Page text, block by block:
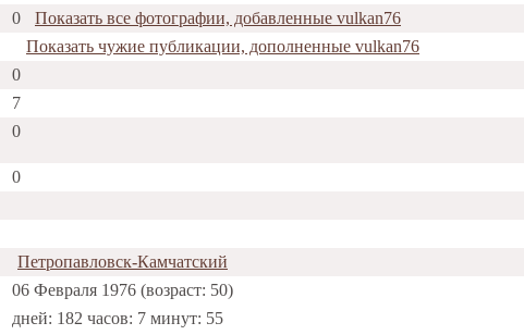
0
Показать все фотографии, добавленные vulkan76
Показать чужие публикации, дополненные vulkan76
0
7
0
0
Петропавловск-Камчатский
06 Февраля 1976 (возраст: 50)
дней: 182 часов: 7 минут: 55